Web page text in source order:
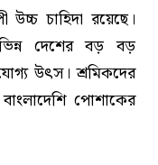
উচ্চ চাহিদা রয়েছে।
দেশের বড় বড়
উৎস। শ্রমিকদের
পোশাকের